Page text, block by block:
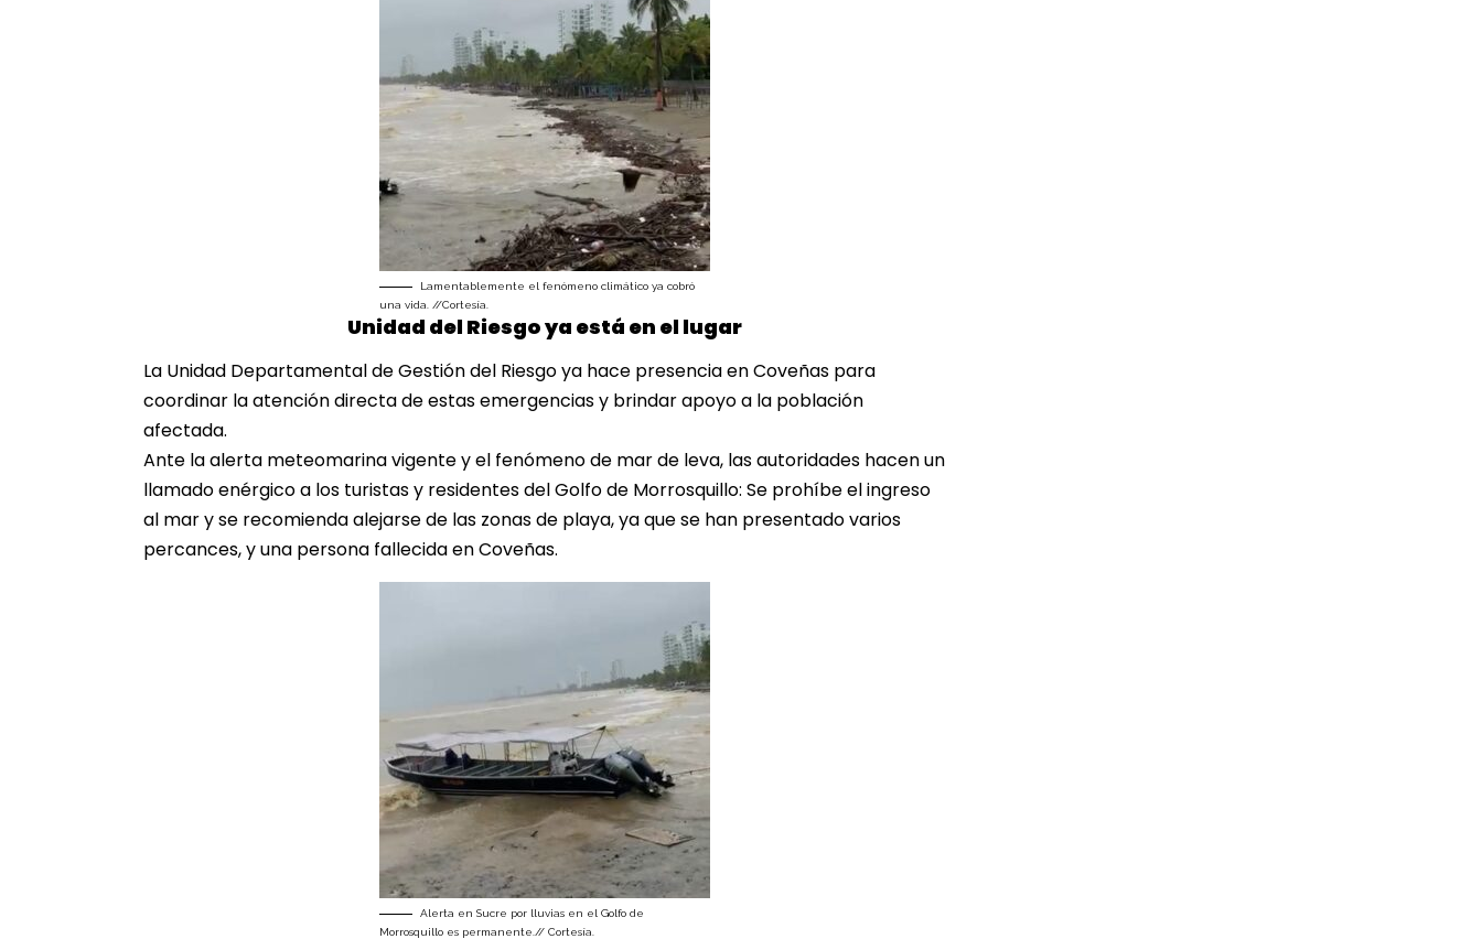
Lamentablemente el fenómeno climático ya cobró
una vida. //Cortesía.
Unidad del Riesgo ya está en el lugar
La Unidad Departamental de Gestión del Riesgo ya hace presencia en Coveñas para
coordinar la atención directa de estas emergencias y brindar apoyo a la población
afectada.
Ante la alerta meteomarina vigente y el fenómeno de mar de leva, las autoridades hacen un
llamado enérgico a los turistas y residentes del Golfo de Morrosquillo: Se prohíbe el ingreso
al mar y se recomienda alejarse de las zonas de playa, ya que se han presentado varios
percances, y una persona fallecida en Coveñas.
Alerta en Sucre por lluvias en el Golfo de
Morrosquillo es permanente.// Cortesía.